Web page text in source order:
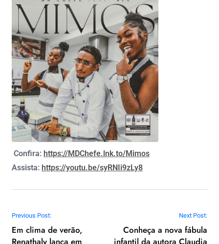
Confira: https://MDChefe.lnk.to/Mimos
Assista: https://youtu.be/syRNIi9zLy8
Navegação de Post
Previous Post:
Em clima de verão,
Renathaly lança em
Next Post:
Conheça a nova fábula
infantil da autora Claudia